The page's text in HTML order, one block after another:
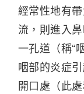
經常性地有
流，則進入
一孔道（稱“
咽部的炎症
開口處（此